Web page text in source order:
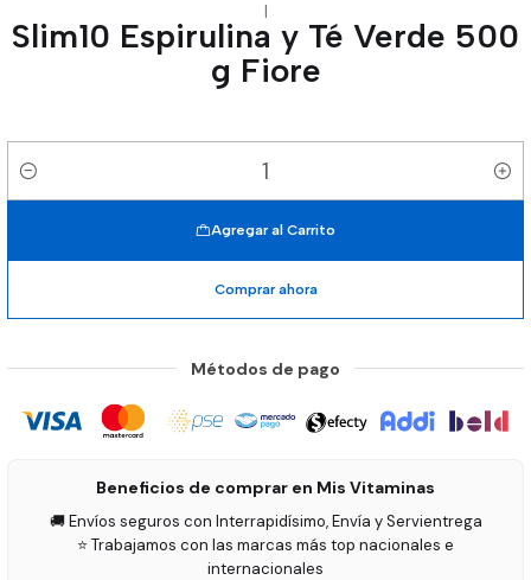
|
Slim10 Espirulina y Té Verde 500
g Fiore
Cantidad
Agregar al Carrito
Comprar ahora
Métodos de pago
Beneficios de comprar en Mis Vitaminas
🚚 Envíos seguros con Interrapidísimo, Envía y Servientrega
⭐ Trabajamos con las marcas más top nacionales e
internacionales